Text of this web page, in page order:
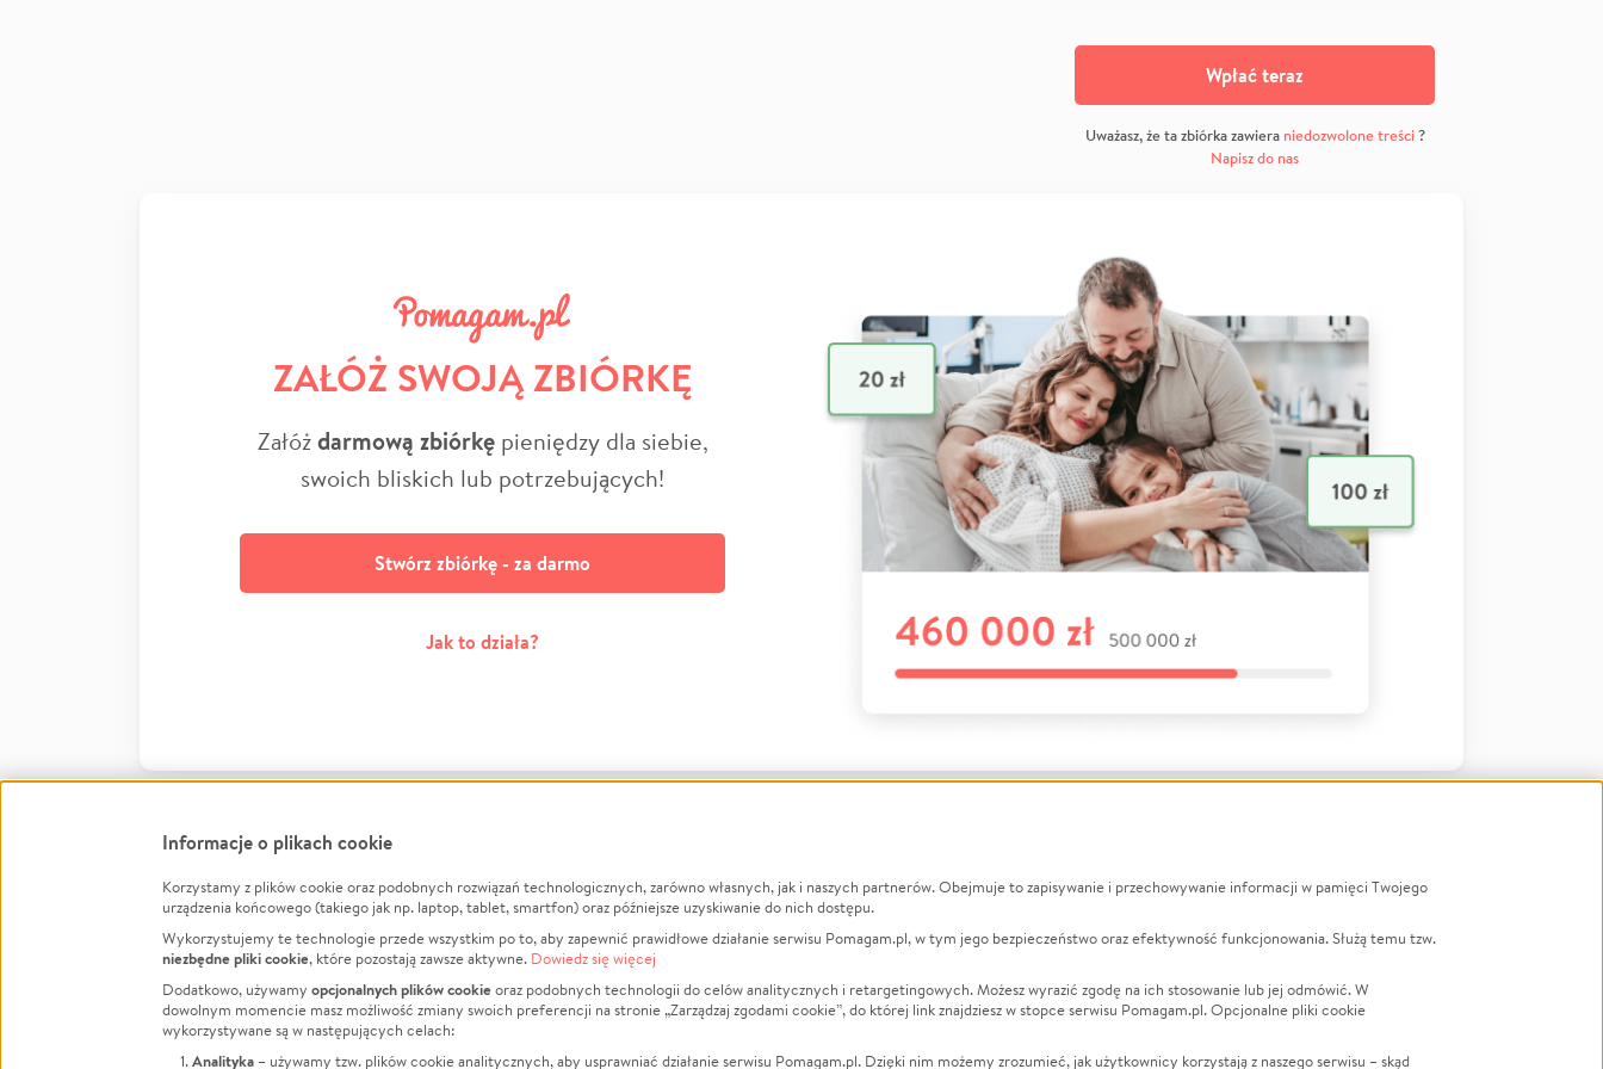
Wpłać teraz
Uważasz, że ta zbiórka zawiera niedozwolone treści?
Napisz do nas
ZAŁÓŻ SWOJĄ ZBIÓRKĘ
Załóżdarmową zbiórkępieniędzy dla siebie,
swoich bliskich lub potrzebujących!
Stwórz zbiórkę - za darmo
Jak to działa?
FacebookTwitter Instagram
LinkedInTikTok Youtube
Informacje
Jak to działa?
Regulamin
Polityka Prywatności
O nas
Opinie
Raporty
Za darmo
Zbieraj na
Leczenie
Zwierzęta
Pożar
LGBTQ+
Powódź
Wichura
Informacje o plikach cookie
Korzystamy z plików cookie oraz podobnych rozwiązań technologicznych, zarówno własnych, jak i naszych partnerów. Obejmuje to zapisywanie i przechowywanie informacji w pamięci Twojego
urządzenia końcowego (takiego jak np. laptop, tablet, smartfon) oraz późniejsze uzyskiwanie do nich dostępu.
Wykorzystujemy te technologie przede wszystkim po to, aby zapewnić prawidłowe działanie serwisu Pomagam.pl, w tym jego bezpieczeństwo oraz efektywność funkcjonowania. Służą temu tzw.
niezbędne pliki cookie, które pozostają zawsze aktywne. Dowiedz się więcej
Dodatkowo, używamy opcjonalnych plików cookieoraz podobnych technologii do celów analitycznych i retargetingowych. Możesz wyrazić zgodę na ich stosowanie lub jej odmówić. W
dowolnym momencie masz możliwość zmiany swoich preferencji na stronie „Zarządzaj zgodami cookie”, do której link znajdziesz w stopce serwisu Pomagam.pl. Opcjonalne pliki cookie
wykorzystywane są w następujących celach:
Analityka – używamy tzw. plików cookie analitycznych, aby usprawniać działanie serwisu Pomagam.pl. Dzięki nim możemy zrozumieć, jak użytkownicy korzystają z naszego serwisu – skąd